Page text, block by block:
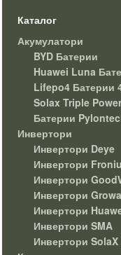
Каталог
Акумулатори
BYD Батерии
Huawei Luna
Lifepo4 Батерии
Solax Triple
Батерии
Инвертори
Инвертори Deye
Инвертори
Инвертори
Инвертори
Инвертори
Инвертори SMA
Инвертори SolaX